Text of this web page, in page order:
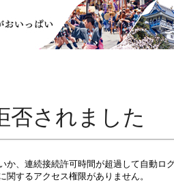
否されました
か、連続接続許可時間が超過して自動ロ
関するアクセス権限がありません。